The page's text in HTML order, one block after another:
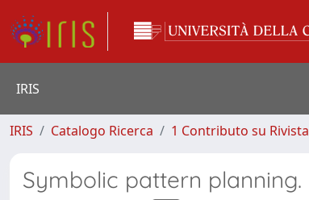
IRIS
IRIS Catalogo Ricerca 1 Contributo su Rivista
Symbolic pattern planning.